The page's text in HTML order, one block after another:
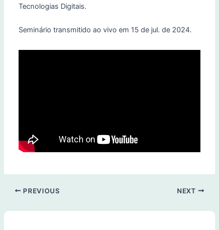
Tecnologias Digitais.
Seminário transmitido ao vivo em 15 de jul. de 2024.
PREVIOUS NEXT